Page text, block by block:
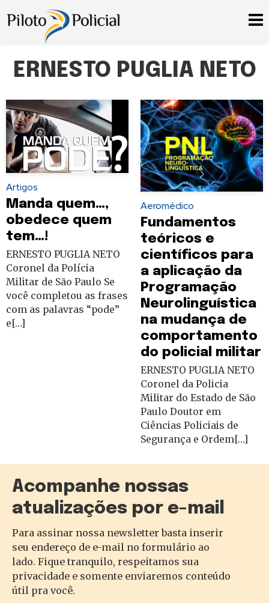
ERNESTO PUGLIA NETO
Artigos
Manda quem…,
obedece quem
tem…!
ERNESTO PUGLIA NETO
Coronel da Polícia
Militar de São Paulo Se
você completou as frases
com as palavras “pode”
e[…]
Aeromédico
Fundamentos
teóricos e
científicos para
a aplicação da
Programação
Neurolinguística
na mudança de
comportamento
do policial militar
ERNESTO PUGLIA NETO
Coronel da Policia
Militar do Estado de São
Paulo Doutor em
Ciências Policiais de
Segurança e Ordem[…]
Acompanhe nossas
atualizações por e-mail
Para assinar nossa newsletter basta inserir
seu endereço de e-mail no formulário ao
lado. Fique tranquilo, respeitamos sua
privacidade e somente enviaremos conteúdo
útil pra você.